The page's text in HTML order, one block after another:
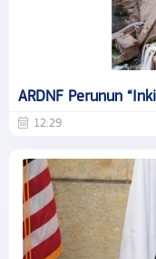
ARDNF Perunun
12:29